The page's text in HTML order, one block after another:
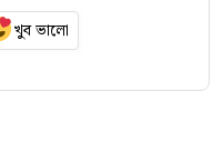
খুব ভালো